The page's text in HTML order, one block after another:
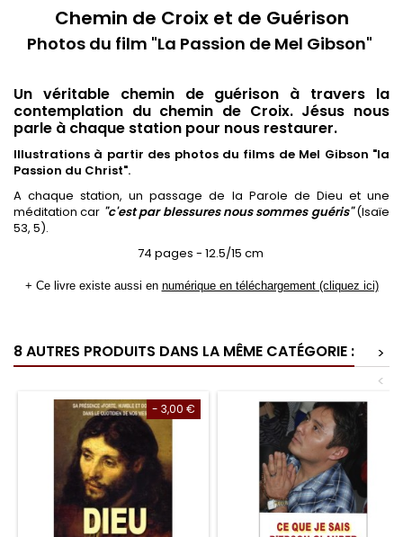
Chemin de Croix et de Guérison
Photos du film "La Passion de Mel Gibson"
Un véritable chemin de guérison à travers la
contemplation du chemin de Croix. Jésus nous
parle à chaque station pour nous restaurer.
Illustrations à partir des photos du films de Mel Gibson "la
Passion du Christ".
A chaque station, un passage de la Parole de Dieu et une
méditation car "c'est par blessures nous sommes guéris"(Isaïe
53, 5).
74 pages - 12.5/15 cm
+ Ce livre existe aussi en numérique en téléchargement (cliquez ici)
8 AUTRES PRODUITS DANS LA MÊME CATÉGORIE :
>
<
- 3,00 €